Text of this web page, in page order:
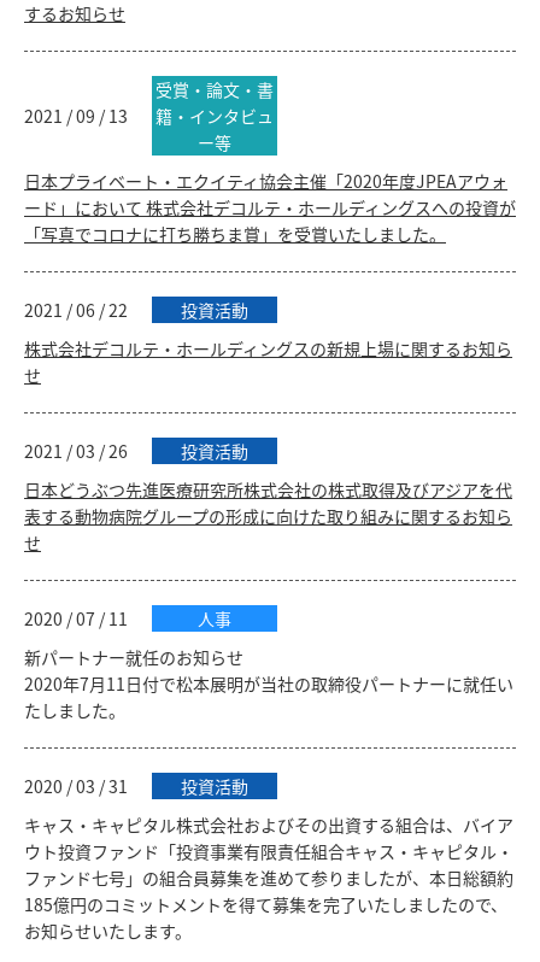
するお知らせ
2021 / 09 / 13
受賞・論文・書
籍・インタビュ
ー等
日本プライベート・エクイティ協会主催「2020年度JPEAアウォ
ード」において 株式会社デコルテ・ホールディングスへの投資が
「写真でコロナに打ち勝ちま賞」を受賞いたしました。
2021 / 06 / 22
投資活動
株式会社デコルテ・ホールディングスの新規上場に関するお知ら
せ
2021 / 03 / 26
投資活動
日本どうぶつ先進医療研究所株式会社の株式取得及びアジアを代
表する動物病院グループの形成に向けた取り組みに関するお知ら
せ
2020 / 07 / 11
人事
新パートナー就任のお知らせ
2020年7月11日付で松本展明が当社の取締役パートナーに就任い
たしました。
2020 / 03 / 31
投資活動
キャス・キャピタル株式会社およびその出資する組合は、バイア
ウト投資ファンド「投資事業有限責任組合キャス・キャピタル・
ファンド七号」の組合員募集を進めて参りましたが、本日総額約
185億円のコミットメントを得て募集を完了いたしましたので、
お知らせいたします。